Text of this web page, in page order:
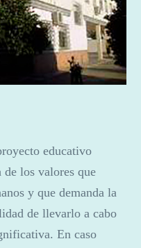
educativo
de los valores que
y que demanda la
de llevarlo a cabo
En caso